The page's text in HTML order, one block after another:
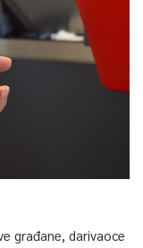
građane, darivaoce